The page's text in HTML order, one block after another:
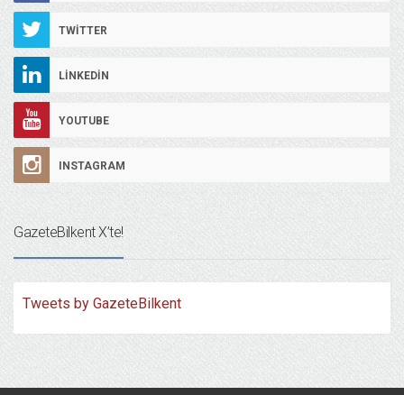
TWITTER
LINKEDIN
YOUTUBE
INSTAGRAM
GazeteBilkent X’te!
Tweets by GazeteBilkent